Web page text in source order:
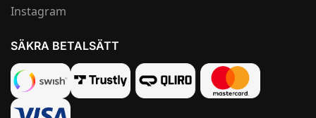
Instagram
SÄKRA BETALSÄTT